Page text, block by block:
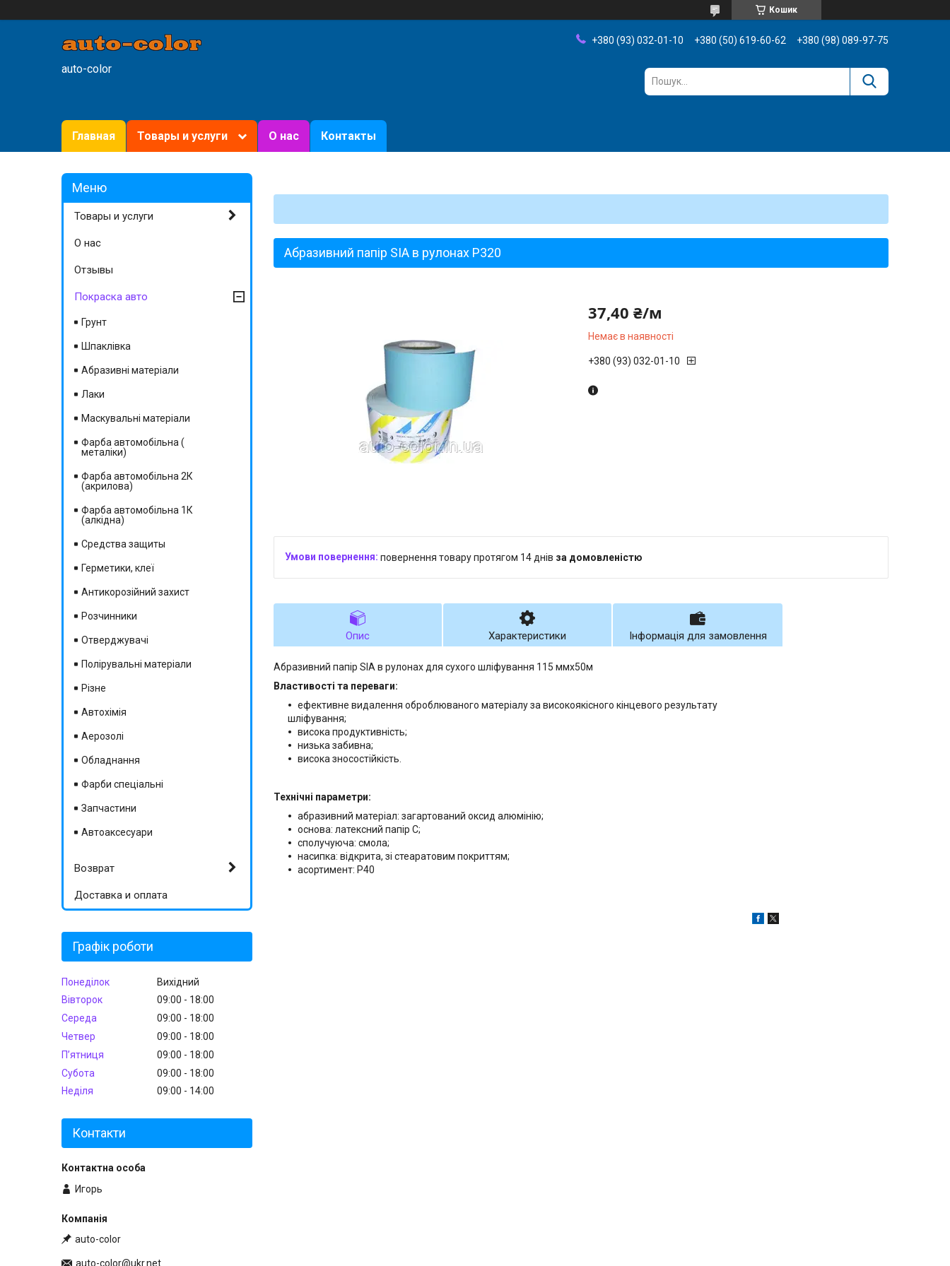
Кошик
auto-color
+380 (93) 032-01-10 +380 (50) 619-60-62 +380 (98) 089-97-75
Главная Товары и услуги О нас Контакты
Абразивний папір SIA в рулонах P320
37,40 ₴/м
Немає в наявності
+380 (93) 032-01-10
повернення товару протягом 14 днів за домовленістю
Опис Характеристики Інформація для замовлення
Абразивний папір SIA в рулонах для сухого шліфування 115 ммх50м
Властивості та переваги:
ефективне видалення оброблюваного матеріалу за високоякісного кінцевого результату
шліфування;
висока продуктивність;
низька забивна;
висока зносостійкість.
Технічні параметри:
абразивний матеріал: загартований оксид алюмінію;
основа: латексний папір С;
сполучуюча: смола;
насипка: відкрита, зі стеаратовим покриттям;
асортимент: P40
Товары и услуги
О нас
Отзывы
Покраска авто
Грунт
Шпаклівка
Абразивні матеріали
Лаки
Маскувальні матеріали
Фарба автомобільна (
металіки)
Фарба автомобільна 2К
(акрилова)
Фарба автомобільна 1К
(алкідна)
Средства защиты
Герметики, клеї
Антикорозійний захист
Розчинники
Отверджувачі
Полірувальні матеріали
Різне
Автохімія
Аерозолі
Обладнання
Фарби спеціальні
Запчастини
Автоаксесуари
Возврат
Доставка и оплата
Графік роботи
Понеділок
Вихідний
Вівторок
09:00
18:00
Середа
09:00
18:00
Четвер
09:00
18:00
Пʼятниця
09:00
18:00
Субота
09:00
18:00
Неділя
09:00 14:00
Контакти
Игорь
auto-color
auto-color@ukr.net